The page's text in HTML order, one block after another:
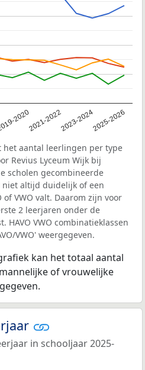
20202021-20222023-20242025-2026
het aantal leerlingen per type
Revius Lyceum Wijk bij
scholen gecombineerde
altijd duidelijk of een
of VWO valt. Daarom zijn voor
2 leerjaren onder de
HAVO VWO combinatieklassen
VWO' weergegeven.
kan het totaal aantal
of vrouwelijke
in schooljaar 2025-